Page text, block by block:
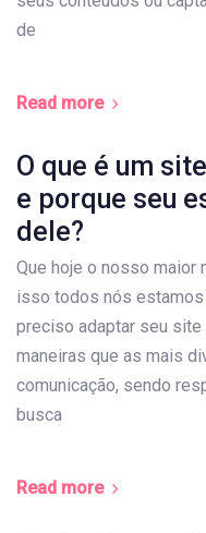
de
Read more
O que é um
e porque seu
dele?
Que hoje o nosso maior
isso todos nós estamos
preciso adaptar seu
maneiras que as mais
comunicação, sendo
busca
Read more